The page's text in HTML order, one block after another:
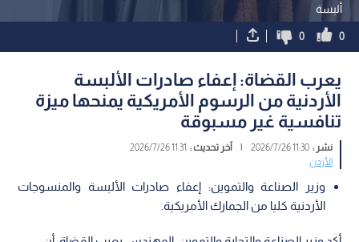
ألبسة
0
0
يعرب القضاة: إعفاء صادرات الألبسة
الأردنية من الرسوم الأمريكية يمنحها ميزة
تنافسية غير مسبوقة
نشر :11:30 2026/7/26
| آخر تحديث : 11:31 2026/7/26
الأردن
وزير الصناعة والتموين: إعفاء صادرات الألبسة والمنسوجات
الأردنية كليا من الجمارك الأمريكية.